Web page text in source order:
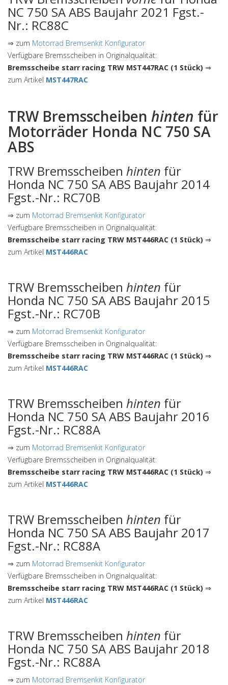
NC 750 SA ABS Baujahr 2021 Fgst.-
Nr.: RC88C
⇒ zum Motorrad Bremsenkit Konfigurator
Verfügbare Bremsscheiben in Originalqualität:
Bremsscheibe starr racing TRW MST447RAC (1 Stück) ⇒
zum Artikel MST447RAC
TRW Bremsscheiben hinten für
Motorräder Honda NC 750 SA
ABS
TRW Bremsscheiben hinten für
Honda NC 750 SA ABS Baujahr 2014
Fgst.-Nr.: RC70B
⇒ zum Motorrad Bremsenkit Konfigurator
Verfügbare Bremsscheiben in Originalqualität:
Bremsscheibe starr racing TRW MST446RAC (1 Stück) ⇒
zum Artikel MST446RAC
TRW Bremsscheiben hinten für
Honda NC 750 SA ABS Baujahr 2015
Fgst.-Nr.: RC70B
⇒ zum Motorrad Bremsenkit Konfigurator
Verfügbare Bremsscheiben in Originalqualität:
Bremsscheibe starr racing TRW MST446RAC (1 Stück) ⇒
zum Artikel MST446RAC
TRW Bremsscheiben hinten für
Honda NC 750 SA ABS Baujahr 2016
Fgst.-Nr.: RC88A
⇒ zum Motorrad Bremsenkit Konfigurator
Verfügbare Bremsscheiben in Originalqualität:
Bremsscheibe starr racing TRW MST446RAC (1 Stück) ⇒
zum Artikel MST446RAC
TRW Bremsscheiben hinten für
Honda NC 750 SA ABS Baujahr 2017
Fgst.-Nr.: RC88A
⇒ zum Motorrad Bremsenkit Konfigurator
Verfügbare Bremsscheiben in Originalqualität:
Bremsscheibe starr racing TRW MST446RAC (1 Stück) ⇒
zum Artikel MST446RAC
TRW Bremsscheiben hinten für
Honda NC 750 SA ABS Baujahr 2018
Fgst.-Nr.: RC88A
⇒ zum Motorrad Bremsenkit Konfigurator